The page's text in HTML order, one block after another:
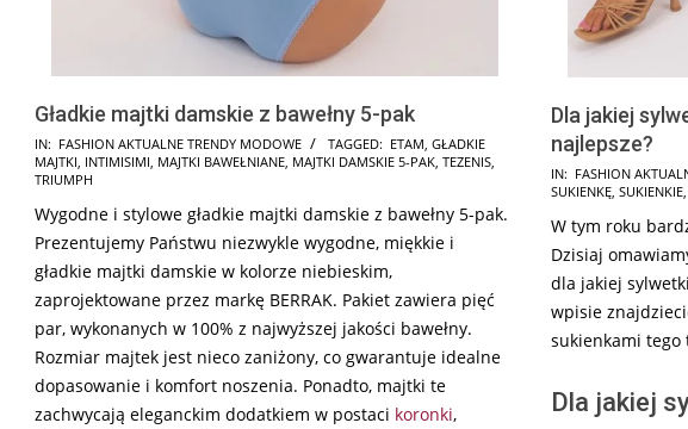
Gładkie majtki damskie z bawełny 5-pak
2025-
02-
IN: FASHION AKTUALNE TRENDY MODOWE TAGGED: ETAM, GŁADKIE
MAJTKI, INTIMISIMI, MAJTKI BAWEŁNIANE, MAJTKI DAMSKIE 5-PAK, TEZENIS,
TRIUMPH
Wygodne i stylowe gładkie majtki damskie z bawełny 5-pak.
Prezentujemy Państwu niezwykle wygodne, miękkie i
gładkie majtki damskie w kolorze niebieskim,
zaprojektowane przez markę BERRAK. Pakiet zawiera pięć
par, wykonanych w 100% z najwyższej jakości bawełny.
Rozmiar majtek jest nieco zaniżony, co gwarantuje idealne
dopasowanie i komfort noszenia. Ponadto, majtki te
zachwycają eleganckim dodatkiem w postaci koronki,
Dla jakiej
najlepsze?
2024-
10-
21
IN: FASHION
SUKIENKĘ, SUKIENKIE,
W tym roku
Dzisiaj
dla jakiej
wpisie
sukienkami tego
Dla jakiej